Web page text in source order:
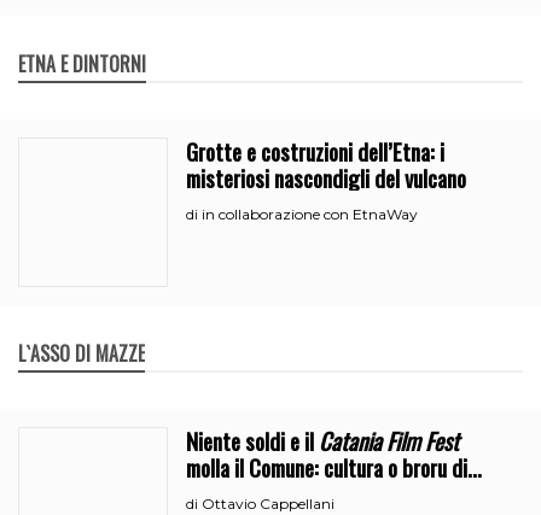
ETNA E DINTORNI
Grotte e costruzioni dell’Etna: i
misteriosi nascondigli del vulcano
di in collaborazione con EtnaWay
L`ASSO DI MAZZE
Niente soldi e ilCatania Film Fest
molla il Comune: cultura o broru di
ciciri?
di Ottavio Cappellani